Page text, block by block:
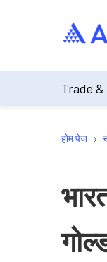
Trade
होम पेज ›